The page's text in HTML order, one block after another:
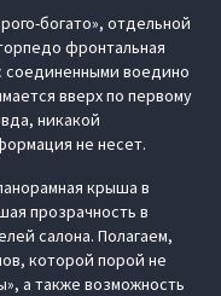
богато», отдельной
фронтальная
соединенными воедино
вверх по первому
никакой
не несет.
крыша в
прозрачность в
салона. Полагаем,
которой порой не
а также возможность